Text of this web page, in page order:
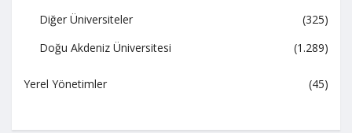
Diğer Üniversiteler
(325)
Doğu Akdeniz Üniversitesi
(1.289)
Yerel Yönetimler (45)